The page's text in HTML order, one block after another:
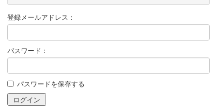
登録メールアドレス：
パスワード：
パスワードを保存する